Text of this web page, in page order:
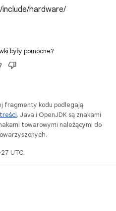
hardware/
były pomocne?
fragmenty kodu podlegają
. Java i OpenJDK są znakami
towarowymi należącymi do
UTC.